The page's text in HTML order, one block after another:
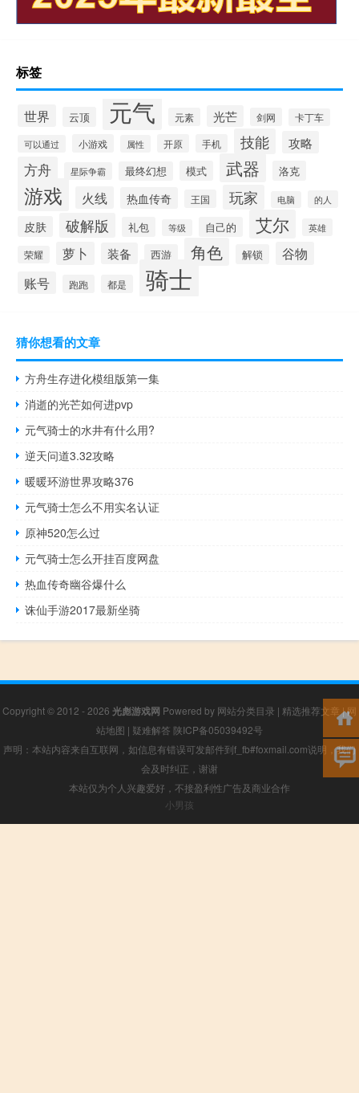
标签
世界 云顶 元气 元素 光芒 剑网 卡丁车
可以通过 小游戏 属性 开原 手机 技能 攻略
方舟 星际争霸 最终幻想 模式 武器 洛克
游戏 火线 热血传奇 王国 玩家 电脑 的人
皮肤 破解版 礼包 等级 自己的 艾尔 英雄
荣耀 萝卜 装备 西游 角色 解锁 谷物
账号 跑跑 都是 骑士
猜你想看的文章
方舟生存进化模组版第一集
消逝的光芒如何进pvp
元气骑士的水井有什么用?
逆天问道3.32攻略
暖暖环游世界攻略376
元气骑士怎么不用实名认证
原神520怎么过
元气骑士怎么开挂百度网盘
热血传奇幽谷爆什么
诛仙手游2017最新坐骑
Copyright © 2012 - 2026 光彪游戏网 Powered by 网站分类目录 | 精选推荐文章 |网
站地图 | 疑难解答 陕ICP备05039492号
声明：本站内容来自互联网，如信息有错误可发邮件到f_fb#foxmail.com说明，我们
会及时纠正，谢谢
本站仅为个人兴趣爱好，不接盈利性广告及商业合作
小男孩